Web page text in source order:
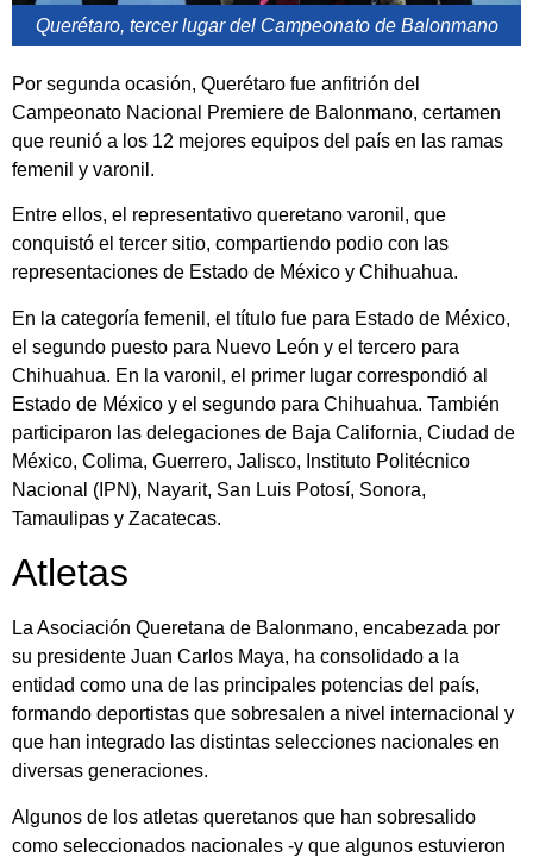
Querétaro, tercer lugar del Campeonato de Balonmano
Por segunda ocasión, Querétaro fue anfitrión del
Campeonato Nacional Premiere de Balonmano, certamen
que reunió a los 12 mejores equipos del país en las ramas
femenil y varonil.
Entre ellos, el representativo queretano varonil, que
conquistó el tercer sitio, compartiendo podio con las
representaciones de Estado de México y Chihuahua.
En la categoría femenil, el título fue para Estado de México,
el segundo puesto para Nuevo León y el tercero para
Chihuahua. En la varonil, el primer lugar correspondió al
Estado de México y el segundo para Chihuahua. También
participaron las delegaciones de Baja California, Ciudad de
México, Colima, Guerrero, Jalisco, Instituto Politécnico
Nacional (IPN), Nayarit, San Luis Potosí, Sonora,
Tamaulipas y Zacatecas.
Atletas
La Asociación Queretana de Balonmano, encabezada por
su presidente Juan Carlos Maya, ha consolidado a la
entidad como una de las principales potencias del país,
formando deportistas que sobresalen a nivel internacional y
que han integrado las distintas selecciones nacionales en
diversas generaciones.
Algunos de los atletas queretanos que han sobresalido
como seleccionados nacionales -y que algunos estuvieron